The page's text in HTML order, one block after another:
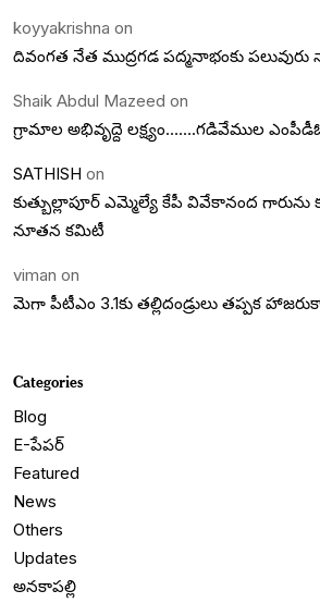
koyyakrishna on
దివంగత నేత ముద్రగడ పద్మనాభంకు
Shaik Abdul Mazeed on
గ్రామాల అభివృద్దె లక్ష్యం…….గడివేముల
SATHISH on
కుత్బుల్లాపూర్ ఎమ్మెల్యే కేపీ వివేకానంద
నూతన కమిటీ
viman on
మెగా పీటీఎం 3.1కు తల్లిదండ్రులు తప్పక
Categories
Blog
E-పేపర్
Featured
News
Others
Updates
అనకాపల్లి